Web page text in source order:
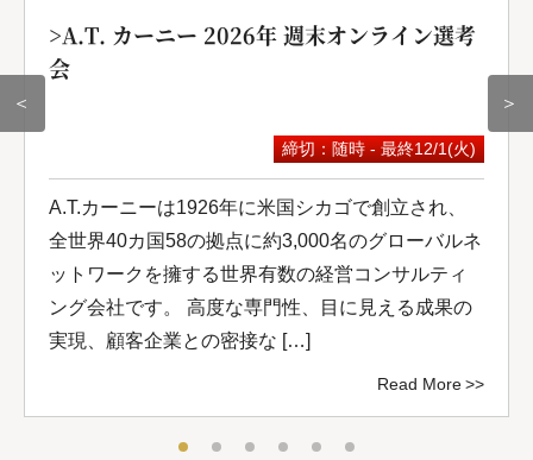
＜
>A.T. カーニー 2026年 週末オンライン選考
会
締切：随時 - 最終12/1(火)
A.T.カーニーは1926年に米国シカゴで創立され、
全世界40カ国58の拠点に約3,000名のグローバルネ
ットワークを擁する世界有数の経営コンサルティ
ング会社です。 高度な専門性、目に見える成果の
実現、顧客企業との密接な […]
Read More
＞